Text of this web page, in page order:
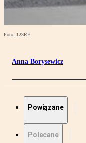
Foto: 123RF
Anna Borysewicz
Powiązane
Polecane